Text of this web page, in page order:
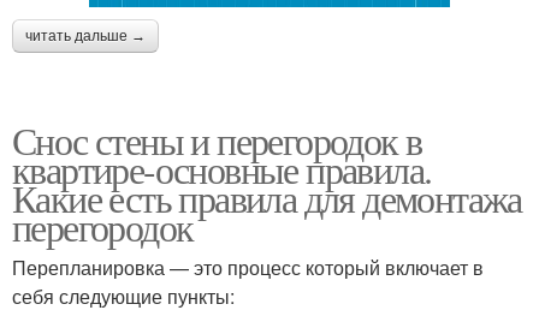
читать дальше →
Снос стены и перегородок в
квартире-основные правила.
Какие есть правила для демонтажа
перегородок
Перепланировка — это процесс который включает в
себя следующие пункты: